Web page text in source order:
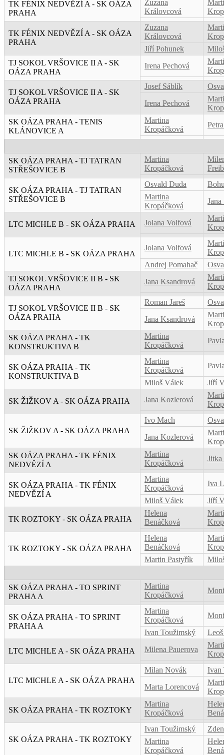
TK FÉNIX NEDVĚZÍ A - SK OÁZA
PRAHA
Zuzana
Královcová
TK FÉNIX NEDVĚZÍ A - SK OÁZA
PRAHA
Zuzana
Královcová
Jiří Pohunek
TJ SOKOL VRŠOVICE II A - SK
OÁZA PRAHA
Irena Pechová
TJ SOKOL VRŠOVICE II A - SK
OÁZA PRAHA
Josef Sáblík
Irena Pechová
SK OÁZA PRAHA - TENIS
KLÁNOVICE A
Martina
Kropáčková
SK OÁZA PRAHA - TJ TATRAN
STŘEŠOVICE B
Martina
Kropáčková
SK OÁZA PRAHA - TJ TATRAN
STŘEŠOVICE B
Osvald Duda
Martina
Kropáčková
LTC MICHLE B - SK OÁZA PRAHA Jolana Volfová
LTC MICHLE B - SK OÁZA PRAHA
Jolana Volfová
Andrej Pomahač
TJ SOKOL VRŠOVICE II B - SK
OÁZA PRAHA
Jana Ksandrová
TJ SOKOL VRŠOVICE II B - SK
OÁZA PRAHA
Roman Jareš
Jana Ksandrová
SK OÁZA PRAHA - TK
KONSTRUKTIVA B
Martina
Kropáčková
SK OÁZA PRAHA - TK
KONSTRUKTIVA B
Martina
Kropáčková
Miloš Válek
Jiří
SK ŽIŽKOV A - SK OÁZA PRAHA Jana Kozlerová
SK ŽIŽKOV A - SK OÁZA PRAHA
Ivo Mach
Jana Kozlerová
SK OÁZA PRAHA - TK FÉNIX
NEDVĚZÍ A
Martina
Kropáčková
SK OÁZA PRAHA - TK FÉNIX
NEDVĚZÍ A
Martina
Kropáčková
Iva
Miloš Válek
Jiří
TK ROZTOKY - SK OÁZA PRAHA
Helena
Benáčková
TK ROZTOKY - SK OÁZA PRAHA
Helena
Benáčková
Martin Pastyřík
SK OÁZA PRAHA - TO SPRINT
PRAHA A
Martina
Kropáčková
SK OÁZA PRAHA - TO SPRINT
PRAHA A
Martina
Kropáčková
Ivan Toužimský
LTC MICHLE A - SK OÁZA PRAHA Milena Pauerova
LTC MICHLE A - SK OÁZA PRAHA
Milan Novák
Ivan
Marta Lorencová
SK OÁZA PRAHA - TK ROZTOKY
Martina
Kropáčková
SK OÁZA PRAHA - TK ROZTOKY
Ivan Toužimský
Martina
Kropáčková